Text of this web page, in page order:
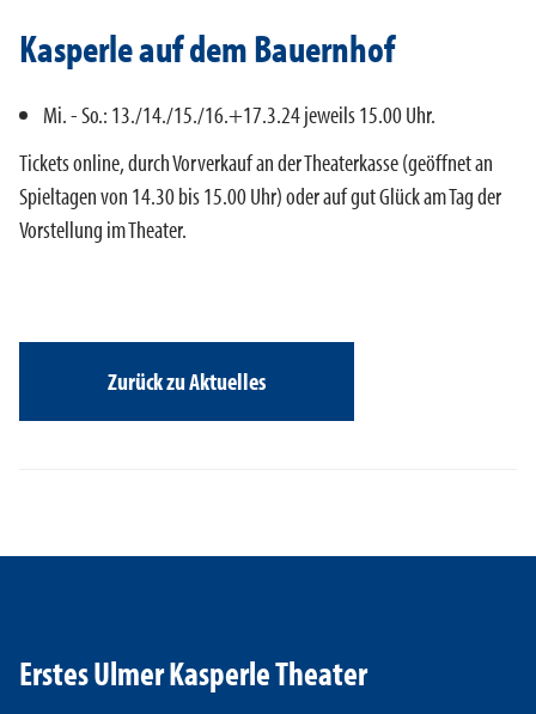
Kasperle auf dem Bauernhof
Mi. - So.: 13./14./15./16.+17.3.24 jeweils 15.00 Uhr.
Tickets online, durch Vorverkauf an der Theaterkasse (geöffnet an
Spieltagen von 14.30 bis 15.00 Uhr) oder auf gut Glück am Tag der
Vorstellung im Theater.
Zurück zu Aktuelles
Erstes Ulmer Kasperle Theater